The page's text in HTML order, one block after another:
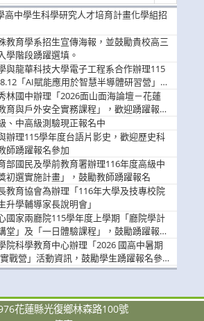
高中學生科學研究人才培育計畫化學組招
教育學系招生宣傳海報，並鼓勵貴校高三
學階段踴躍選填。
與龍華科技大學電子工程系合作辦理115
「AI賦能應用於智慧半導體研習營」，
參加
林國中辦理「2026面山面海論壇－花蓮
育與戶外安全實務課程」，歡迎踴躍報名
、中高級測驗現正報名中
辦理115學年度台語片影史，歡迎歷史科
師踴躍報名參加
部國民及學前教育署辦理116年度高級中
初選實施計畫」，鼓勵教師踴躍報名
教育協會為辦理「116年大學及技專校院
升學輔導家長說明會」
國家兩廳院115學年度上學期「廳院學計
」及「一日體驗課程」，鼓勵踴躍報名
院科學教育中心辦理「2026 國高中暑期
戰營」活動資訊，鼓勵學生踴躍報名參
花蓮縣光復鄉林森路100號